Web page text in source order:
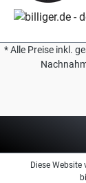
* Alle Preise inkl.
Diese